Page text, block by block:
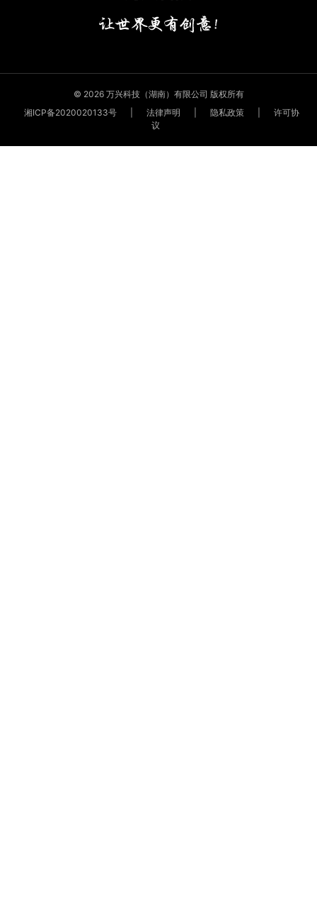
© 2026 万兴科技（湖南）有限公司 版权所有
湘ICP备2020020133号
法律声明 隐私政策
许可协
议